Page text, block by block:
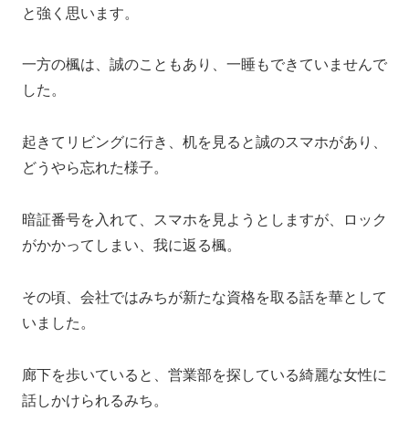
と強く思います。
一方の楓は、誠のこともあり、一睡もできていませんで
した。
起きてリビングに行き、机を見ると誠のスマホがあり、
どうやら忘れた様子。
暗証番号を入れて、スマホを見ようとしますが、ロック
がかかってしまい、我に返る楓。
その頃、会社ではみちが新たな資格を取る話を華として
いました。
廊下を歩いていると、営業部を探している綺麗な女性に
話しかけられるみち。